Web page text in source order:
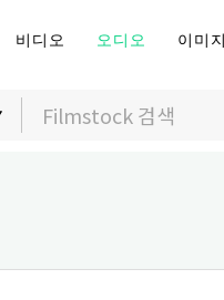
비디오 오디오 이미